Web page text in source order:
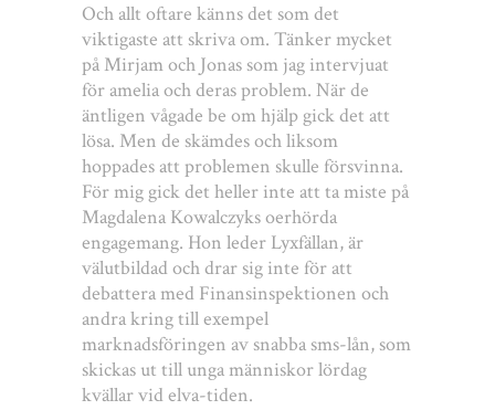
Och allt oftare känns det som det
viktigaste att skriva om. Tänker mycket
på Mirjam och Jonas som jag intervjuat
för amelia och deras problem. När de
äntligen vågade be om hjälp gick det att
lösa. Men de skämdes och liksom
hoppades att problemen skulle försvinna.
För mig gick det heller inte att ta miste på
Magdalena Kowalczyks oerhörda
engagemang. Hon leder Lyxfällan, är
välutbildad och drar sig inte för att
debattera med Finansinspektionen och
andra kring till exempel
marknadsföringen av snabba sms-lån, som
skickas ut till unga människor lördag
kvällar vid elva-tiden.